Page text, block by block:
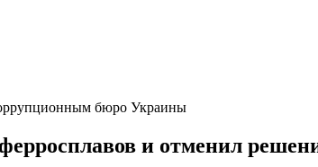
бюро Украины
и отменил